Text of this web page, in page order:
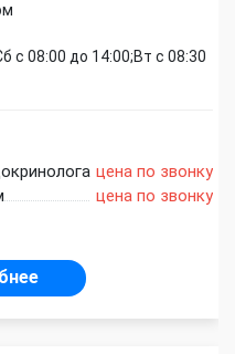
с 08:00 до 14:00;Вт с 08:30
цена по звонку
цена по звонку